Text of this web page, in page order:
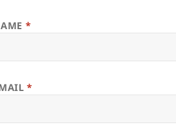
*
*